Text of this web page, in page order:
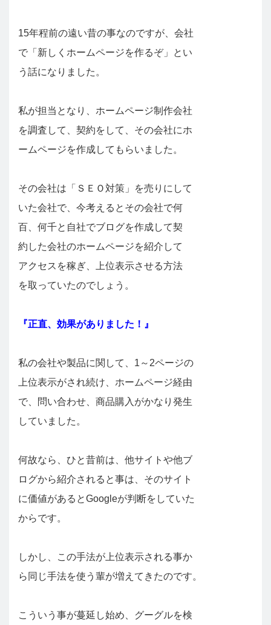
15年程前の遠い昔の事なのですが、会社
で「新しくホームページを作るぞ」とい
う話になりました。
私が担当となり、ホームページ制作会社
を調査して、契約をして、その会社にホ
ームページを作成してもらいました。
その会社は「ＳＥＯ対策」を売りにして
いた会社で、今考えるとその会社で何
百、何千と自社でブログを作成して契
約した会社のホームページを紹介して
アクセスを稼ぎ、上位表示させる方法
を取っていたのでしょう。
『正直、効果がありました！』
私の会社や製品に関して、1～2ページの
上位表示がされ続け、ホームページ経由
で、問い合わせ、商品購入がかなり発生
していました。
何故なら、ひと昔前は、他サイトや他ブ
ログから紹介されると事は、そのサイト
に価値があるとGoogleが判断をしていた
からです。
しかし、この手法が上位表示される事か
ら同じ手法を使う輩が増えてきたのです。
こういう事が蔓延し始め、グーグルを検